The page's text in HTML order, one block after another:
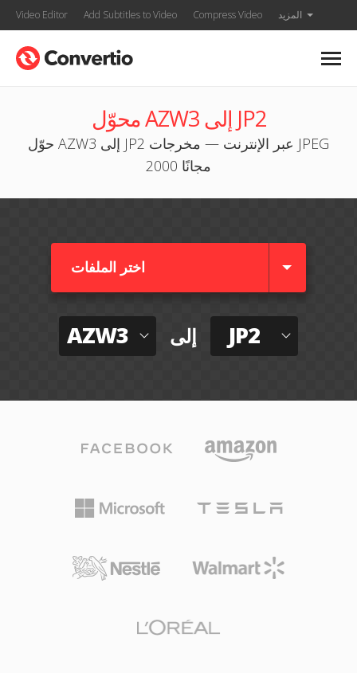
Video Editor Add Subtitles to Video Compress Video المزيد
محوّل AZW3 إلى JP2
حوّل AZW3 إلى JP2 عبر الإنترنت — مخرجات JPEG
2000 مجانًا
اختر الملفات
AZW3 إلى JP2